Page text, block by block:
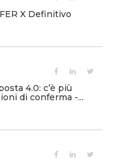
X Definitivo
4.0: c’è più
di conferma -...